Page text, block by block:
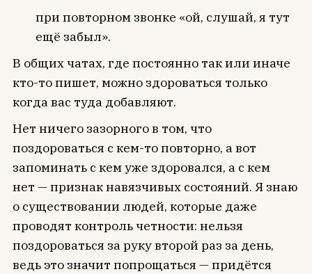
при повторном звонке «ой, слушай, я тут
ещё забыл».
В общих чатах, где постоянно так или иначе
кто-то пишет, можно здороваться только
когда вас туда добавляют.
Нет ничего зазорного в том, что
поздороваться с кем-то повторно, а вот
запоминать с кем уже здоровался, а с кем
нет — признак навязчивых состояний. Я знаю
о существовании людей, которые даже
проводят контроль четности: нельзя
поздороваться за руку второй раз за день,
ведь это значит попрощаться — придётся